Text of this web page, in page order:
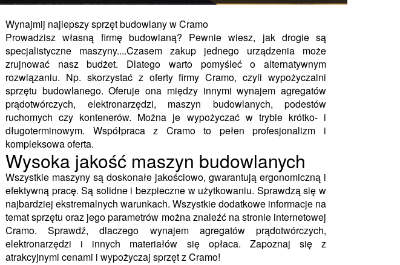
Wynajmij najlepszy sprzęt budowlany w Cramo
Prowadzisz własną firmę budowlaną? Pewnie wiesz, jak drogie są
specjalistyczne maszyny....Czasem zakup jednego urządzenia może
zrujnować nasz budżet. Dlatego warto pomyśleć o alternatywnym
rozwiązaniu. Np. skorzystać z oferty firmy Cramo, czyli wypożyczalni
sprzętu budowlanego. Oferuje ona między innymi wynajem agregatów
prądotwórczych, elektronarzędzi, maszyn budowlanych, podestów
ruchomych czy kontenerów. Można je wypożyczać w trybie krótko- i
długoterminowym. Współpraca z Cramo to pełen profesjonalizm i
kompleksowa oferta.
Wysoka jakość maszyn budowlanych
Wszystkie maszyny są doskonałe jakościowo, gwarantują ergonomiczną i
efektywną pracę. Są solidne i bezpieczne w użytkowaniu. Sprawdzą się w
najbardziej ekstremalnych warunkach. Wszystkie dodatkowe informacje na
temat sprzętu oraz jego parametrów można znaleźć na stronie internetowej
Cramo. Sprawdź, dlaczego wynajem agregatów prądotwórczych,
elektronarzędzi i innych materiałów się opłaca. Zapoznaj się z
atrakcyjnymi cenami i wypożyczaj sprzęt z Cramo!